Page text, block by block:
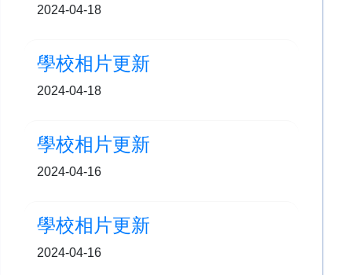
2024-04-18
學校相片更新
2024-04-18
學校相片更新
2024-04-16
學校相片更新
2024-04-16